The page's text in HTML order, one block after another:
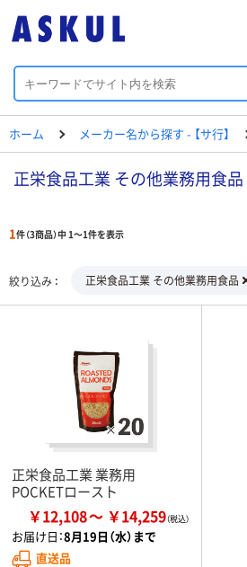
ホーム メーカー名から探す - 【サ行】
正栄食品工業 その他業務用食品
1件（3商品）中 1～1件を表示
絞り込み 正栄食品工業 その他業務用食品
正栄食品工業 業務用
POCKETロースト
￥12,108 ￥14,259
お届け日：8月19日（水）まで
直送品